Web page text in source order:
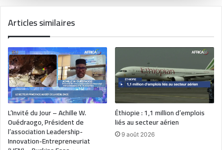
Articles similaires
L’Invité du Jour – Achille W.
Ouédraogo, Président de
l’association Leadership-
Innovation-Entrepreneuriat
Éthiopie : 1,1 million d’emplois
liés au secteur aérien
9 août 2026